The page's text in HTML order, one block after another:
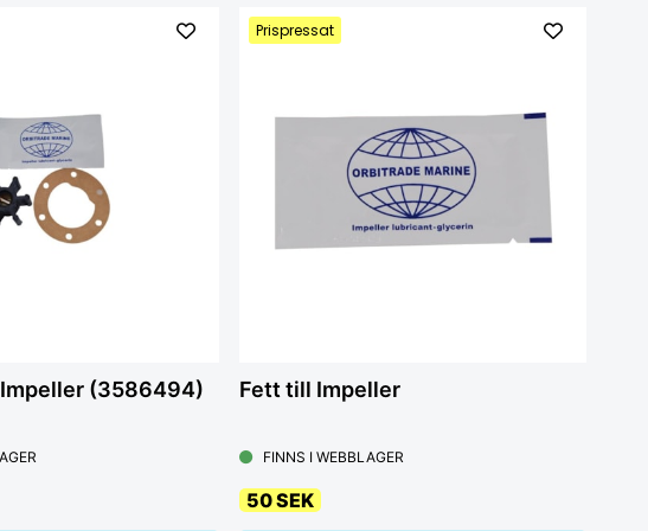
(3586494)
Prispressat
Fett till Impeller
FINNS I WEBBLAGER
50 SEK